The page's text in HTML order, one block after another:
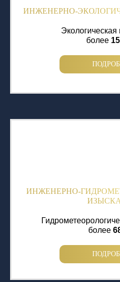
ИНЖЕНЕРНО-
Экологическая
более
ИНЖЕНЕРНО-
более